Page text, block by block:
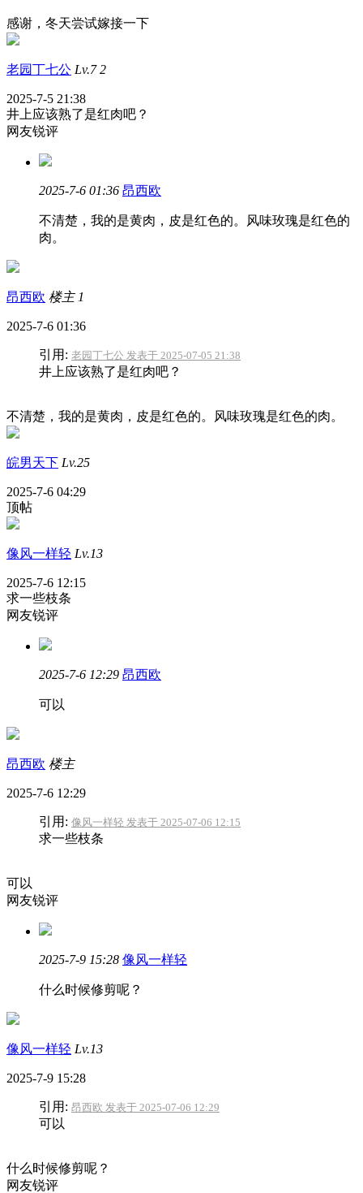
感谢，冬天尝试嫁接一下
老园丁七公 Lv.7 2
2025-7-5 21:38
井上应该熟了是红肉吧？
网友锐评
2025-7-6 01:36 昂西欧
不清楚，我的是黄肉，皮是红色的。风味玫瑰是红色的
肉。
昂西欧 楼主 1
2025-7-6 01:36
引用: 老园丁七公 发表于 2025-07-05 21:38
井上应该熟了是红肉吧？
不清楚，我的是黄肉，皮是红色的。风味玫瑰是红色的肉。
皖男天下 Lv.25
2025-7-6 04:29
顶帖
像风一样轻 Lv.13
2025-7-6 12:15
求一些枝条
网友锐评
2025-7-6 12:29 昂西欧
可以
昂西欧 楼主
2025-7-6 12:29
引用: 像风一样轻 发表于 2025-07-06 12:15
求一些枝条
可以
网友锐评
2025-7-9 15:28 像风一样轻
什么时候修剪呢？
像风一样轻 Lv.13
2025-7-9 15:28
引用: 昂西欧 发表于 2025-07-06 12:29
可以
什么时候修剪呢？
网友锐评